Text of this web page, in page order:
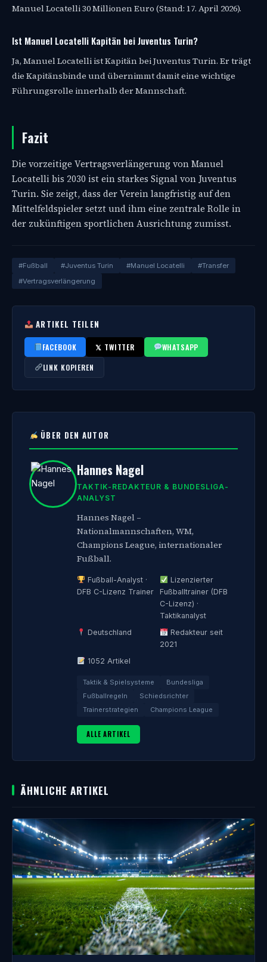
Manuel Locatelli 30 Millionen Euro (Stand: 17. April 2026).
Ist Manuel Locatelli Kapitän bei Juventus Turin?
Ja, Manuel Locatelli ist Kapitän bei Juventus Turin. Er trägt
die Kapitänsbinde und übernimmt damit eine wichtige
Führungsrolle innerhalb der Mannschaft.
Fazit
Die vorzeitige Vertragsverlängerung von Manuel
Locatelli bis 2030 ist ein starkes Signal von Juventus
Turin. Sie zeigt, dass der Verein langfristig auf den
Mittelfeldspieler setzt und ihm eine zentrale Rolle in
der zukünftigen sportlichen Ausrichtung zumisst.
#Fußball #Juventus Turin #Manuel Locatelli
#Transfer
#Vertragsverlängerung
ARTIKEL TEILEN
FACEBOOK 𝕏 TWITTER
WHATSAPP
LINK KOPIEREN
ÜBER DEN AUTOR
Hannes Nagel
TAKTIK-REDAKTEUR & BUNDESLIGA-
ANALYST
Hannes Nagel –
Nationalmannschaften, WM,
Champions League, internationaler
Fußball.
Fußball-Analyst ·
DFB C-Lizenz Trainer
Lizenzierter
Fußballtrainer (DFB
C-Lizenz) ·
Taktikanalyst
Deutschland
Redakteur seit
2021
1052 Artikel
Taktik & Spielsysteme
Bundesliga
Fußballregeln
Schiedsrichter
Trainerstrategien
Champions League
ALLE ARTIKEL
ÄHNLICHE ARTIKEL